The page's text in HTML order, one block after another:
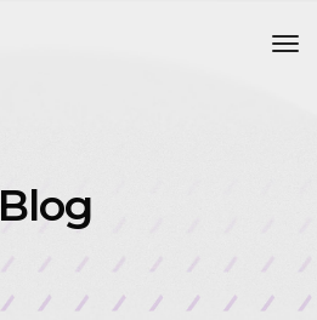
Blog